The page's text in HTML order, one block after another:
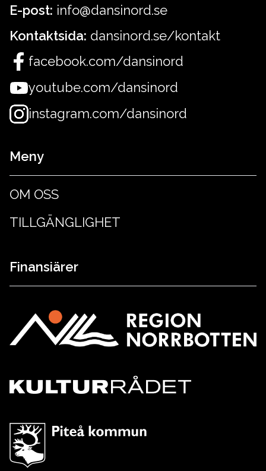
E-post: info@dansinord.se
Kontaktsida: dansinord.se/kontakt
facebook.com/dansinord
youtube.com/dansinord
instagram.com/dansinord
Meny
OM OSS
TILLGÄNGLIGHET
Finansiärer